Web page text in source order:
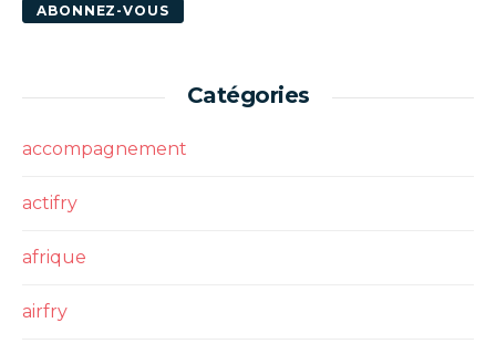
Catégories
accompagnement
actifry
afrique
airfry